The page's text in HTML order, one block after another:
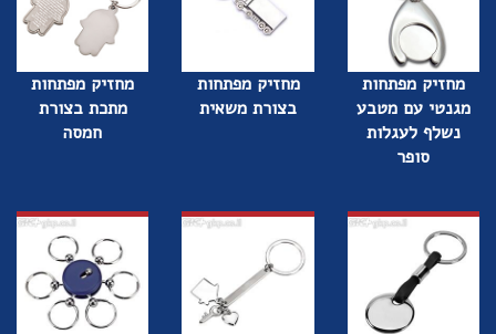
מחזיק מפתחות
מגנטי עם מטבע
נשלף לעגלות
סופר
מחזיק מפתחות
בצורת משאית
מחזיק מפתחות
מתכת בצורת
חמסה